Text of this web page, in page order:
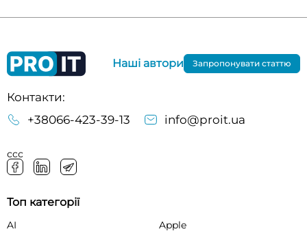
Контакти:
+38066-423-39-13
info@proit.ua
ссс
Наші автори Запропонувати статтю
Топ категорії
AI
Apple